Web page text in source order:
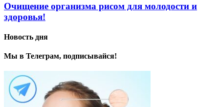
Очищение организма рисом для молодости и
здоровья!
Новость дня
Мы в Телеграм, подписывайся!